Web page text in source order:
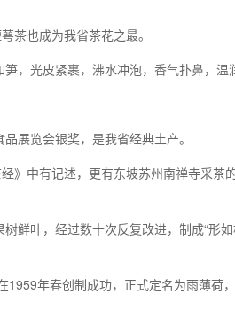
茶也成为我省茶花之最。
，光皮紧裹，沸水冲泡，香气扑鼻，温
展览会银奖，是我省经典土产。
》中有记述，更有东坡苏州南禅寺采茶
鲜叶，经过数十次反复改进，制成“形
年春创制成功，正式定名为雨薄荷